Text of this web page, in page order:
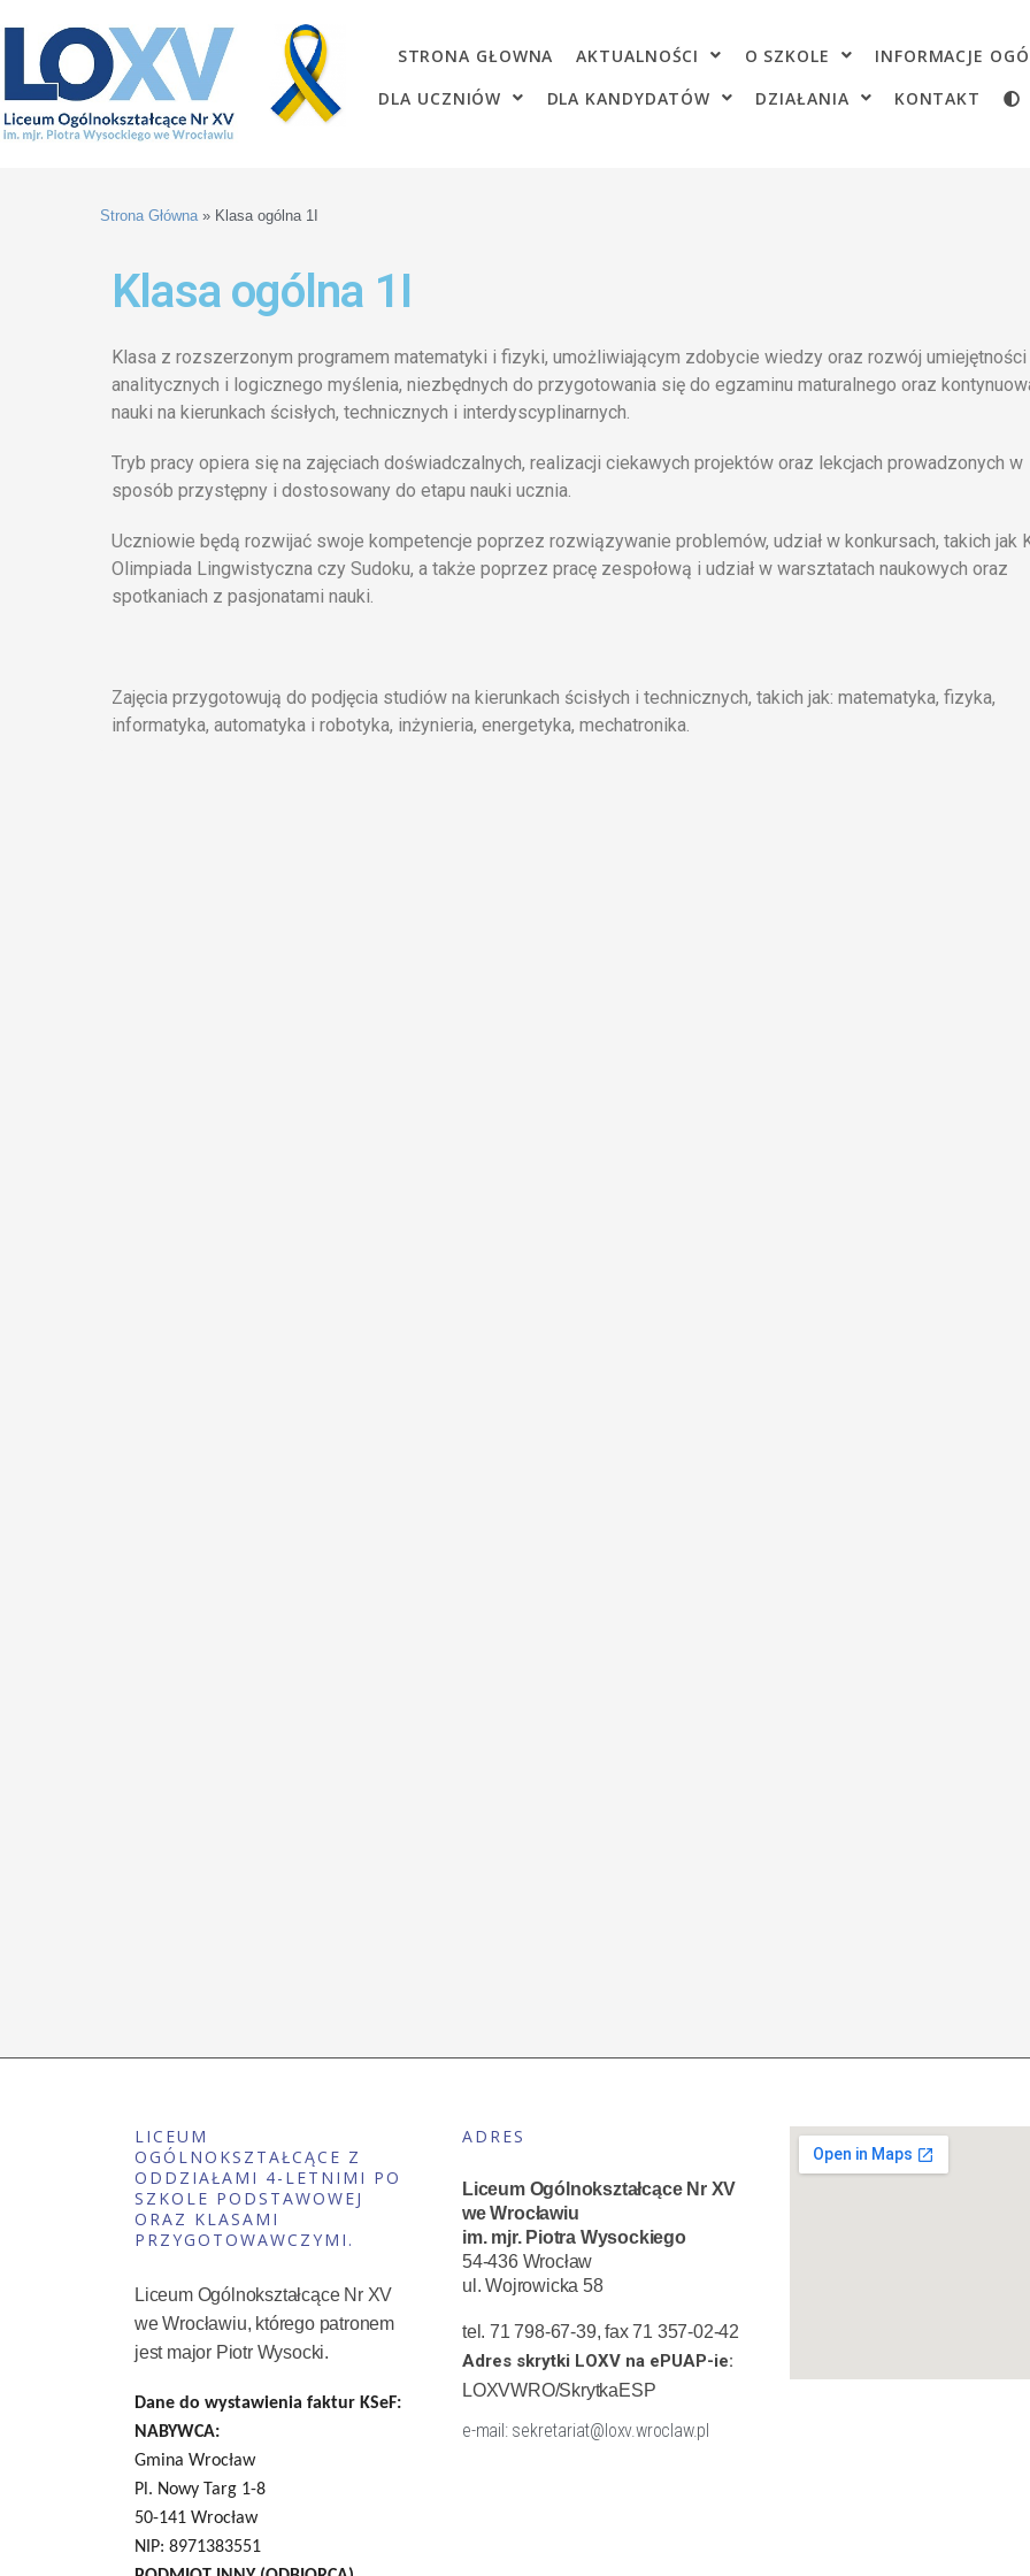
STRONA GŁOWNA AKTUALNOŚCI O SZKOLE INFORMACJE
DLA UCZNIÓW
DLA KANDYDATÓW DZIAŁANIA KONTAKT
Strona Główna » Klasa ogólna 1I
Klasa ogólna 1I
Klasa z rozszerzonym programem matematyki i fizyki, umożliwiającym zdobycie wiedzy oraz rozwój umiejętności
analitycznych i logicznego myślenia, niezbędnych do przygotowania się do egzaminu maturalnego oraz
nauki na kierunkach ścisłych, technicznych i interdyscyplinarnych.
Tryb pracy opiera się na zajęciach doświadczalnych, realizacji ciekawych projektów oraz lekcjach prowadzonych w
sposób przystępny i dostosowany do etapu nauki ucznia.
Uczniowie będą rozwijać swoje kompetencje poprzez rozwiązywanie problemów, udział w konkursach, takich jak
Olimpiada Lingwistyczna czy Sudoku, a także poprzez pracę zespołową i udział w warsztatach naukowych oraz
spotkaniach z pasjonatami nauki.
Zajęcia przygotowują do podjęcia studiów na kierunkach ścisłych i technicznych, takich jak: matematyka, fizyka,
informatyka, automatyka i robotyka, inżynieria, energetyka, mechatronika.
LICEUM
OGÓLNOKSZTAŁCĄCE Z
ODDZIAŁAMI 4-LETNIMI PO
SZKOLE PODSTAWOWEJ
ORAZ KLASAMI
PRZYGOTOWAWCZYMI.
Liceum Ogólnokształcące Nr XV
we Wrocławiu, którego patronem
jest major Piotr Wysocki.
Dane do wystawienia faktur KSeF:
NABYWCA:
Gmina Wrocław
Pl. Nowy Targ 1-8
50-141 Wrocław
NIP: 8971383551
ADRES
Liceum Ogólnokształcące Nr XV
we Wrocławiu
im. mjr. Piotra Wysockiego
54-436 Wrocław
ul. Wojrowicka 58
tel. 71 798-67-39, fax 71 357-02-42
Adres skrytki LOXV na ePUAP-ie:
LOXVWRO/SkrytkaESP
e-mail: sekretariat@loxv.wroclaw.pl